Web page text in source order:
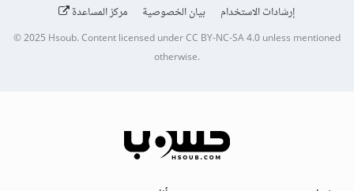
إرشادات الاستخدام
بيان الخصوصية مركز المساعدة
© 2025Hsoub.Content licensed underCC BY-NC-SA 4.0unless mentioned
otherwise.